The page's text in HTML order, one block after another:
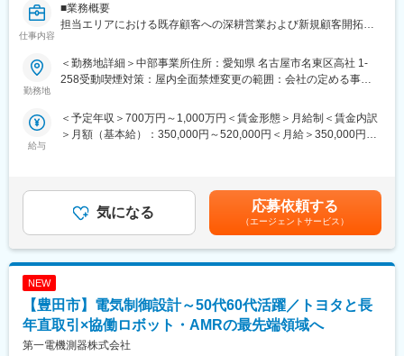
■募集背景：
ンパニー（IAB）は、2025年4月に米国ITサービス大手コグニザン
トとの戦略的パートナーシップを締結し、IT/OT融合分野での事業
ールプラットフォーム（VCP）を核として、5年間で500億円の売
上達成を目指しています。OT（Operational Technology）と
理、エネルギー最適化などの顧客の経営課題と現場課題を一体的
に解決する、デジタルトランスフォーメーション（DX）を推進す
る人財を募集致します。
仕事内容
■業務概要
担当エリアにおける既存顧客への深耕営業および新規顧客開拓を
工課題を把握したうえで最適なレーザソリューションを提案する
技術営業型のポジションです。
営業技術部門やサービス部門と連携しながら、提案から導入後フ
■業務内容
既存顧客フォロー
新規顧客開拓
＜ソリューション提案＞
顧客課題のヒアリング
加工プロセスの分析
技術部門との提案内容検討
製品デモ・テストの企画実施
テスト結果の分析および再提案
＜プロジェクト推進＞
勤務地
＜勤務地詳細＞中部事業所住所：愛知県 名古屋市名東区高社 1-
258受動喫煙対策：屋内全面禁煙変更の範囲：会社の定める事業
給与
＜予定年収＞700万円～1,000万円＜賃金形態＞月給制＜賃金内訳
＞月額（基本給）：350,000円～520,000円＜月給＞350,000円～
可能性があります。月給(月額)は固定手当を含めた表記です。
気になる 応募依頼する
（エージェントサービス）
NEW
【豊田市】電気制御設計～50代60代活躍／トヨタと長
年直取引×協働ロボット・AMRの最先端領域へ
第一電機測器株式会社